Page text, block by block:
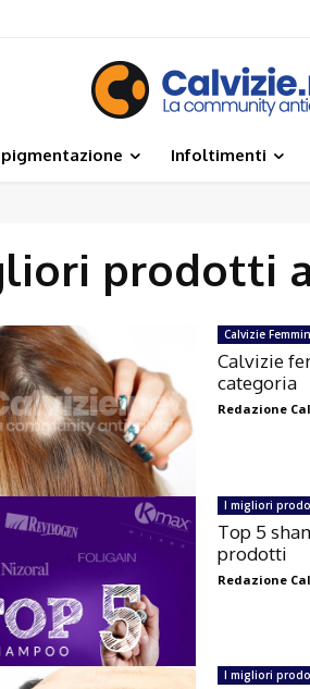
Infoltimenti
prodotti
Calvizie
Calvizie
categoria
Redazione
I migliori
Top 5
prodotti
Redazione
I migliori